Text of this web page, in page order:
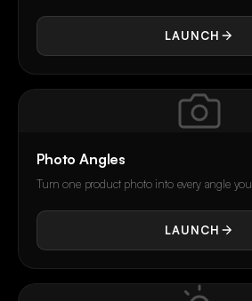
LAUNCH
Photo Angles
Turn one product photo into every angle
LAUNCH